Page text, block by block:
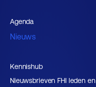
Agenda
Nieuws
Kennishub
Nieuwsbrieven FHI leden en